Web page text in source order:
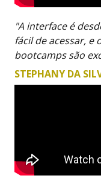
"A interface é
fácil de acessar, e
bootcamps são
STEPHANY DA